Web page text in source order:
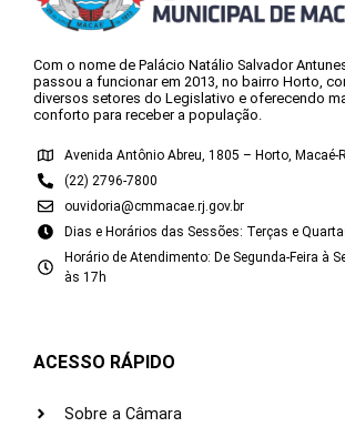
Com o nome de Palácio Natálio Salvador
passou a funcionar em 2013, no bairro Horto,
diversos setores do Legislativo e oferecendo
conforto para receber a população.
Avenida Antônio Abreu, 1805 – Horto, Macaé-
(22) 2796-7800
ouvidoria@cmmacae.rj.gov.br
Dias e Horários das Sessões: Terças e
Horário de Atendimento: De Segunda-Feira à
às 17h
ACESSO RÁPIDO
Sobre a Câmara